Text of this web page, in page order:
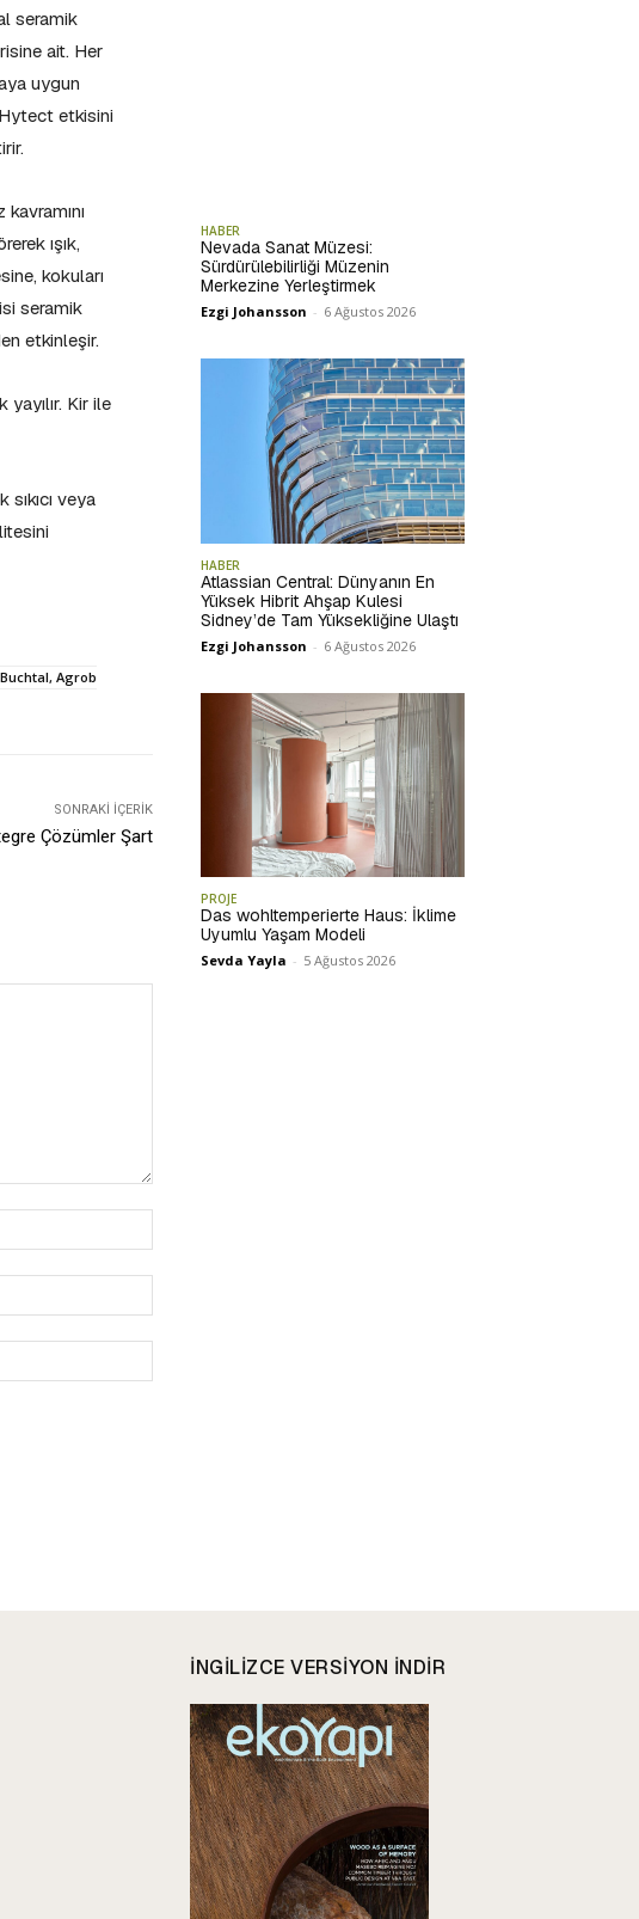
seramik
ait. Her
uygun
etkisini
ışık,
kokuları
seramik
etkinleşir.
Kir ile
veya
Agrob
SONRAKI İÇERIK
Çözümler Şart
Posta:*
HABER
Nevada Sanat Müzesi:
Sürdürülebilirliği Müzenin
Merkezine Yerleştirmek
Ezgi Johansson - 6 Ağustos 2026
HABER
Atlassian Central: Dünyanın En
Yüksek Hibrit Ahşap Kulesi
Sidney’de Tam Yüksekliğine Ulaştı
Ezgi Johansson - 6 Ağustos 2026
PROJE
Das wohltemperierte Haus: İklime
Uyumlu Yaşam Modeli
Sevda Yayla - 5 Ağustos 2026
INGILIZCE VERSIYON INDIR